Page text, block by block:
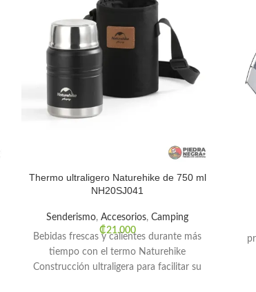
Thermo ultraligero Naturehike de 750 ml
NH20SJ041
Senderismo, Accesorios, Camping
₡21.000
Bebidas frescas y calientes durante más
tiempo con el termo Naturehike
Construcción ultraligera para facilitar su